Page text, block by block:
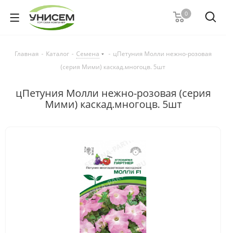
0
Главная - Каталог - Семена - цПетуния Молли нежно-розовая
(серия Мими) каскад.многоцв. 5шт
цПетуния Молли нежно-розовая (серия
Мими) каскад.многоцв. 5шт